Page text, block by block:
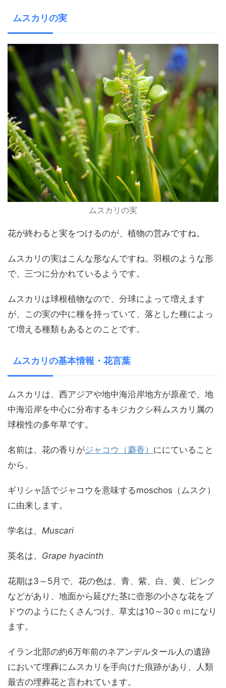
ムスカリの実
ムスカリの実
花が終わると実をつけるのが、植物の営みですね。
ムスカリの実はこんな形なんですね。羽根のような形
で、三つに分かれているようです。
ムスカリは球根植物なので、分球によって増えます
が、この実の中に種を持っていて、落とした種によっ
て増える種類もあるとのことです。
ムスカリの基本情報・花言葉
ムスカリは、西アジアや地中海沿岸地方が原産で、地
中海沿岸を中心に分布するキジカクシ科ムスカリ属の
球根性の多年草です。
名前は、花の香りがジャコウ（麝香） ににていること
から、
ギリシャ語でジャコウを意味するmoschos （ムスク）
に由来します。
学名は、 Muscari
英名は、 Grape hyacinth
花期は3～5月で、花の色は、青、紫、白、黄、ピンク
などがあり、地面から延びた茎に壺形の小さな花をブ
ドウのようにたくさんつけ、草丈は10～30ｃｍになり
ます。
イラン北部の約6万年前のネアンデルタール人の遺跡
において埋葬にムスカリを手向けた痕跡があり、人類
最古の埋葬花と言われています。